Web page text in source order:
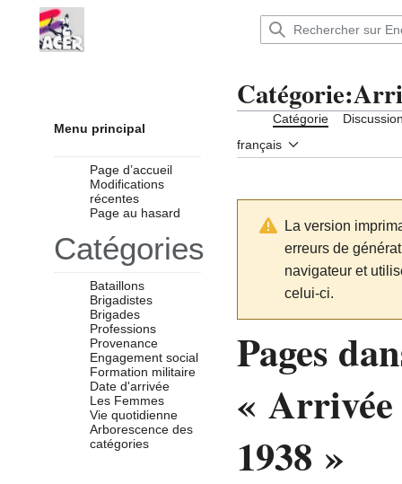
contenu
Encyclopédie : Brigades
Menu principal
Page d’accueil
Modifications
récentes
Page au hasard
Catégories
Bataillons
Brigadistes
Brigades
Professions
Provenance
Engagement social
Formation militaire
Date d'arrivée
Les Femmes
Vie quotidienne
Arborescence des
catégories
Catégorie:
Catégorie
français
La version
erreurs de
navigateur et
celui-ci.
Pages
« Arrivée
1938 »